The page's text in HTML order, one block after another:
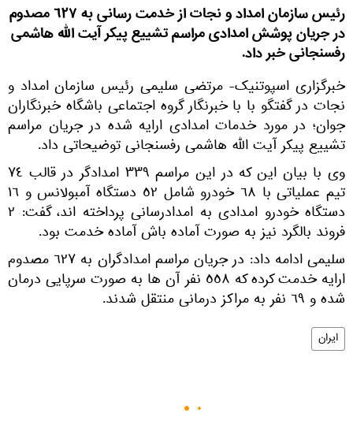
رئیس سازمان امداد و نجات از خدمت رسانی به ٦٢٧ مصدوم
در جريان پوشش امدادی مراسم تشييع پيكر آيت الله هاشمی
رفسنجانی خبر داد.
خبرگزاری اسپوتنیک- مرتضی سليمی رئیس سازمان امداد و
نجات در گفتگو با با خبرنگار گروه اجتماعی باشگاه خبرنگاران
جوان؛ در مورد خدمات امدادی ارايه شده در جريان مراسم
تشييع پيكر آيت الله هاشمی رفسنجانی توضيحاتی داد.
وی با بيان اين كه در اين مراسم ٣٣٩ امدادگر در قالب ٧٤
تيم عملياتی با ٦٨ خودرو شامل ٥٢ دستگاه آمبولانس و ١٦
دستگاه خودرو امدادی به امدادرسانی پرداخته اند، گفت: ٢
فروند بالگرد نيز به صورت آماده باش آماده خدمت بود.
سليمی ادامه داد: در جريان مراسم امدادگران به ٦٢٧ مصدوم
ارايه خدمت كرده كه ٥٥٨ نفر آن ها به صورت سرپايی درمان
شده و ٦٩ نفر به مراكز درمانی منتقل شدند.
ایران